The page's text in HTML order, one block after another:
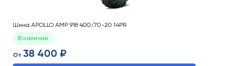
Шина APOLLO AMP 918 400/70-20 14PR
В наличии
От 38 400 ₽